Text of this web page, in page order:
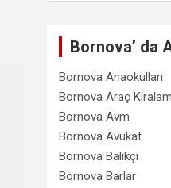
Bornova’ da
Bornova Anaokulları
Bornova Araç
Bornova Avm
Bornova Avukat
Bornova Balıkçı
Bornova Barlar